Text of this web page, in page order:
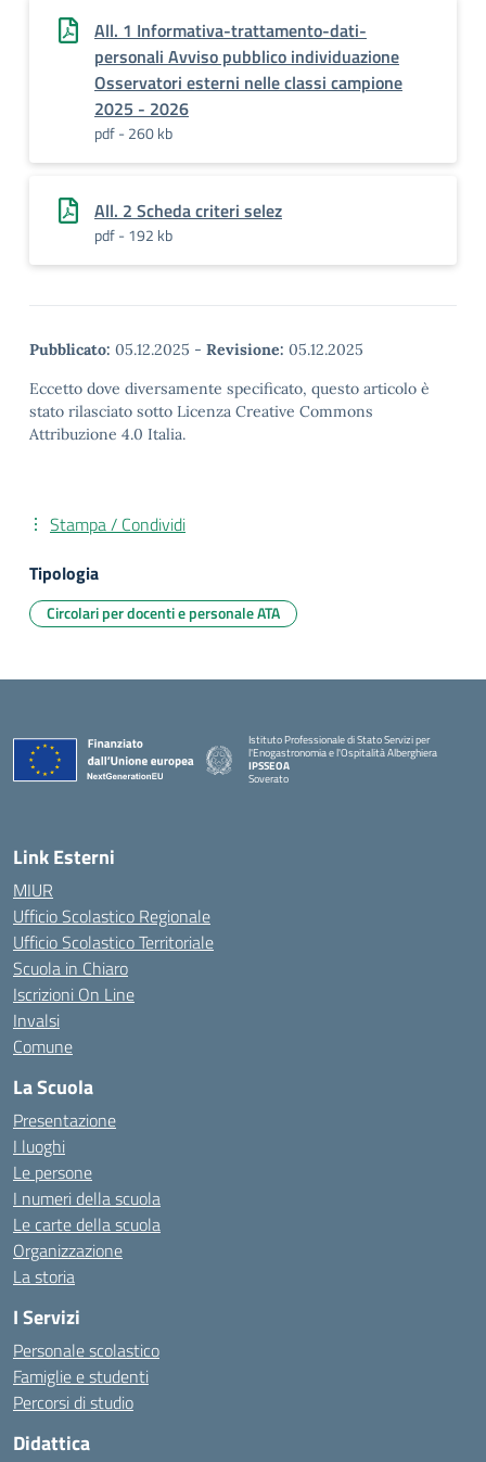
All. 1 Informativa-trattamento-dati-
personali Avviso pubblico individuazione
Osservatori esterni nelle classi campione
2025 - 2026
pdf - 260 kb
All. 2 Scheda criteri selez
pdf - 192 kb
Pubblicato: 05.12.2025 - Revisione: 05.12.2025
Eccetto dove diversamente specificato, questo articolo è
stato rilasciato sotto Licenza Creative Commons
Attribuzione 4.0 Italia.
Stampa / Condividi
Tipologia
Circolari per docenti e personale ATA
Istituto Professionale di Stato Servizi per
l'Enogastronomia e l'Ospitalità Alberghiera
IPSSEOA
Soverato
Link Esterni
MIUR
Ufficio Scolastico Regionale
Ufficio Scolastico Territoriale
Scuola in Chiaro
Iscrizioni On Line
Invalsi
Comune
La Scuola
Presentazione
I luoghi
Le persone
I numeri della scuola
Le carte della scuola
Organizzazione
La storia
I Servizi
Personale scolastico
Famiglie e studenti
Percorsi di studio
Didattica